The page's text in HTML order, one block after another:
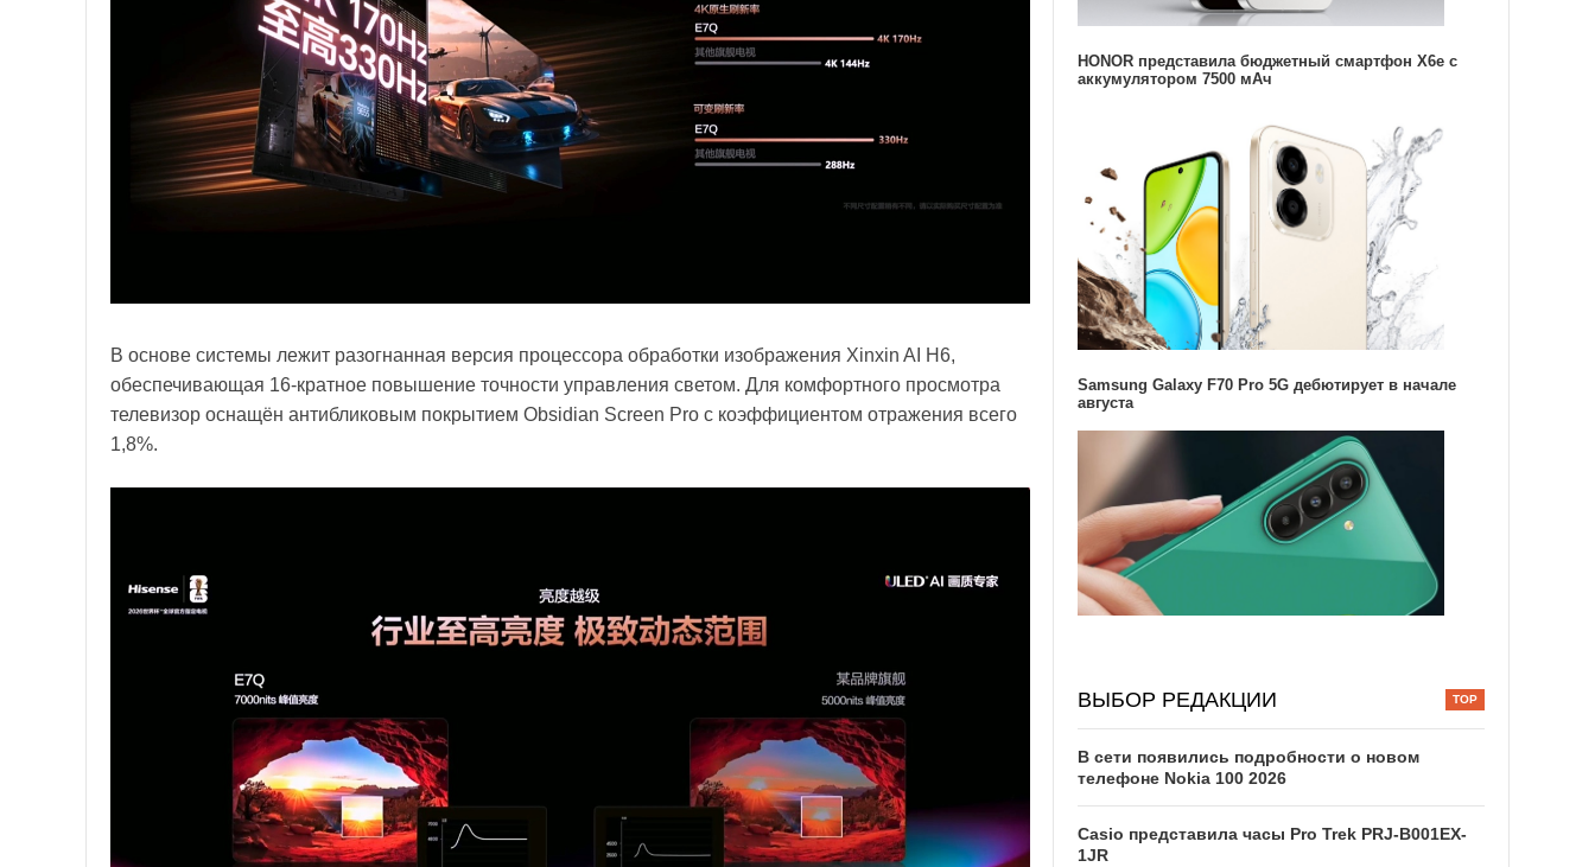
В основе системы лежит разогнанная версия процессора обработки изображения Xinxin AI H6,
обеспечивающая 16-кратное повышение точности управления светом. Для комфортного просмотра
телевизор оснащён антибликовым покрытием Obsidian Screen Pro с коэффициентом отражения всего
1,8%.
HONOR представила бюджетный смартфон X6e с
аккумулятором 7500 мАч
Samsung Galaxy F70 Pro 5G дебютирует в начале
августа
ВЫБОР РЕДАКЦИИ
В сети появились подробности о новом
телефоне Nokia 100 2026
Casio представила часы Pro Trek PRJ-B001EX-
1JR